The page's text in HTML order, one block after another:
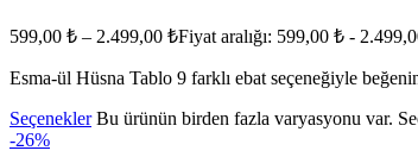
599,00 ₺ – 2.499,00 ₺Fiyat aralığı: 599,00 ₺ -
Esma-ül Hüsna Tablo 9 farklı ebat seçeneğiyle
Seçenekler Bu ürünün birden fazla varyasyonu var.
-26%